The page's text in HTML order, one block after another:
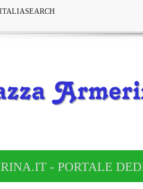
- PORTALE